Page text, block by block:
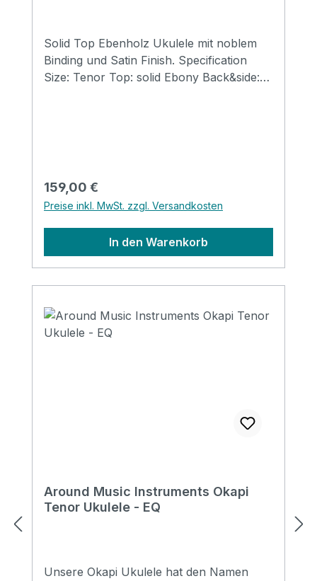
Solid Top Ebenholz Ukulele mit noblem
Binding und Satin Finish. Specification
Size: Tenor Top: solid Ebony Back&side:
Regulärer Preis:
159,00 €
Preise inkl. MwSt. zzgl. Versandkosten
In den Warenkorb
Around Music Instruments Okapi
Tenor Ukulele - EQ
Unsere Okapi Ukulele hat den Namen